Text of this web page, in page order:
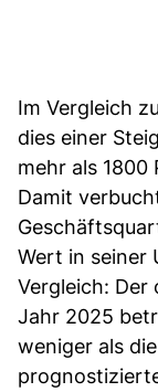
Im Vergleich
dies einer
mehr als 1800
Damit
Wert in seiner
Vergleich: Der
Jahr 2025
weniger als